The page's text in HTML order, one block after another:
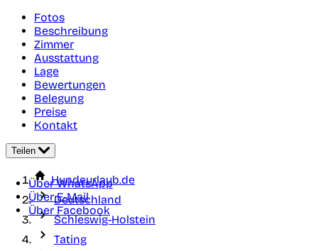
Fotos
Beschreibung
Zimmer
Ausstattung
Lage
Bewertungen
Belegung
Preise
Kontakt
Teilen
Über WhatsApp
Über E-Mail
Über Facebook
Hundeurlaub.de
Deutschland
Schleswig-Holstein
Tating